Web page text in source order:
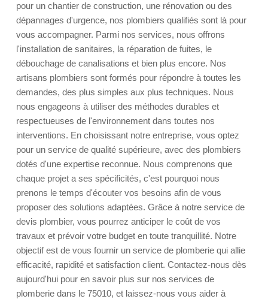
pour un chantier de construction, une rénovation ou des
dépannages d'urgence, nos plombiers qualifiés sont là pour
vous accompagner. Parmi nos services, nous offrons
l'installation de sanitaires, la réparation de fuites, le
débouchage de canalisations et bien plus encore. Nos
artisans plombiers sont formés pour répondre à toutes les
demandes, des plus simples aux plus techniques. Nous
nous engageons à utiliser des méthodes durables et
respectueuses de l'environnement dans toutes nos
interventions. En choisissant notre entreprise, vous optez
pour un service de qualité supérieure, avec des plombiers
dotés d'une expertise reconnue. Nous comprenons que
chaque projet a ses spécificités, c'est pourquoi nous
prenons le temps d'écouter vos besoins afin de vous
proposer des solutions adaptées. Grâce à notre service de
devis plombier, vous pourrez anticiper le coût de vos
travaux et prévoir votre budget en toute tranquillité. Notre
objectif est de vous fournir un service de plomberie qui allie
efficacité, rapidité et satisfaction client. Contactez-nous dès
aujourd'hui pour en savoir plus sur nos services de
plomberie dans le 75010, et laissez-nous vous aider à